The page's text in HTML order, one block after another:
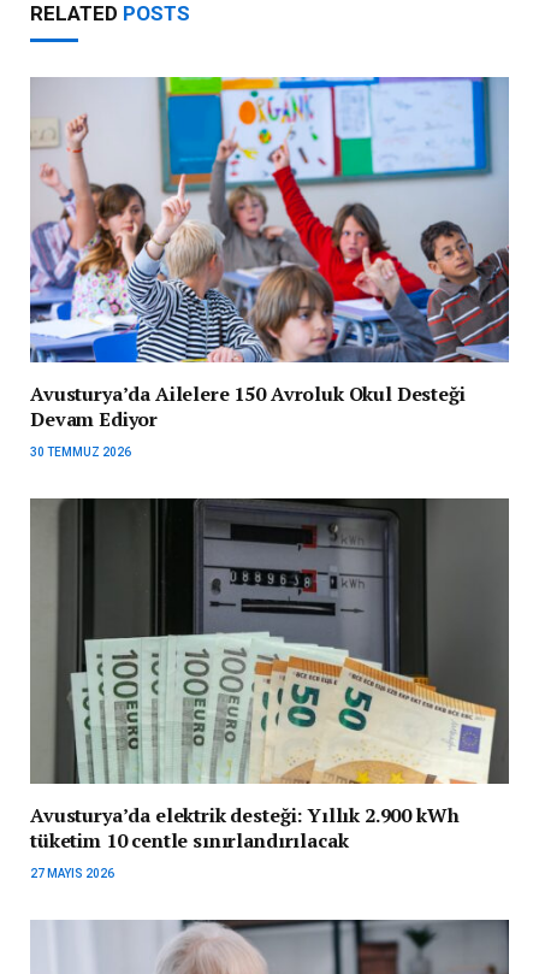
RELATED POSTS
Avusturya’da Ailelere 150 Avroluk Okul Desteği
Devam Ediyor
30 TEMMUZ 2026
Avusturya’da elektrik desteği: Yıllık 2.900 kWh
tüketim 10 centle sınırlandırılacak
27 MAYIS 2026